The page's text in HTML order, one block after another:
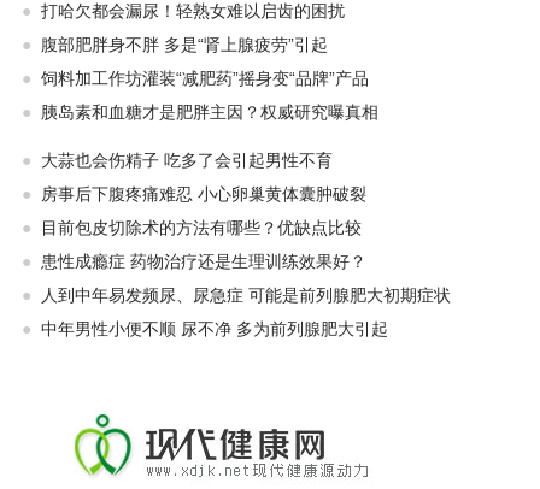
● 打哈欠都会漏尿！轻熟女难以启齿的困扰
●
腹部肥胖身不胖 多是“肾上腺疲劳”引起
● 饲料加工作坊灌装“减肥药”摇身变“品牌”产品
●
胰岛素和血糖才是肥胖主因？权威研究曝真相
●
大蒜也会伤精子 吃多了会引起男性不育
●
房事后下腹疼痛难忍 小心卵巢黄体囊肿破裂
●
目前包皮切除术的方法有哪些？优缺点比较
●
患性成瘾症 药物治疗还是生理训练效果好？
●
人到中年易发频尿、尿急症 可能是前列腺肥大初期症状
● 中年男性小便不顺 尿不净 多为前列腺肥大引起